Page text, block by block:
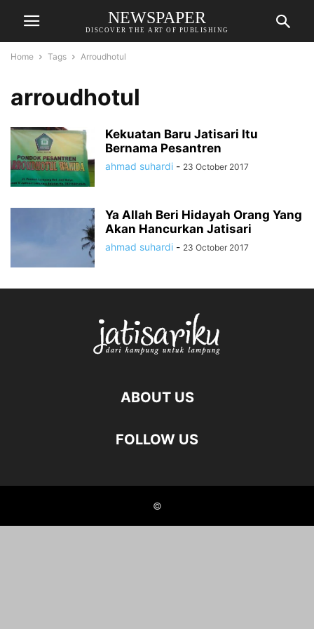
NEWSPAPER
DISCOVER THE ART OF PUBLISHING
Home Tags Arroudhotul
arroudhotul
Kekuatan Baru Jatisari Itu
Bernama Pesantren
ahmad suhardi - 23 October 2017
Ya Allah Beri Hidayah Orang Yang
Akan Hancurkan Jatisari
ahmad suhardi - 23 October 2017
ABOUT US
FOLLOW US
©